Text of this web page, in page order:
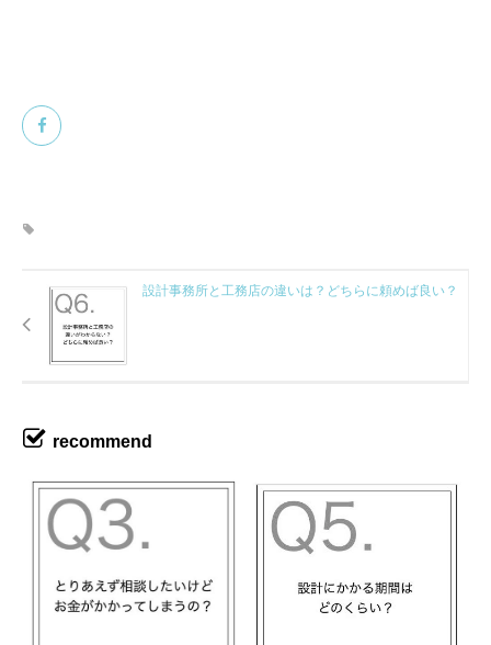
設計事務所と工務店の違いは？どちらに頼めば良い？
recommend